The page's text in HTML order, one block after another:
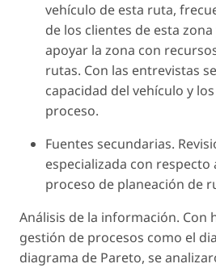
vehículo de esta ruta,
de los clientes de esta
apoyar la zona con
rutas. Con las entrevistas
capacidad del vehículo y
proceso.
Fuentes secundarias.
especializada con respecto
proceso de planeación de
Análisis de la información. Con
gestión de procesos como el
diagrama de Pareto, se